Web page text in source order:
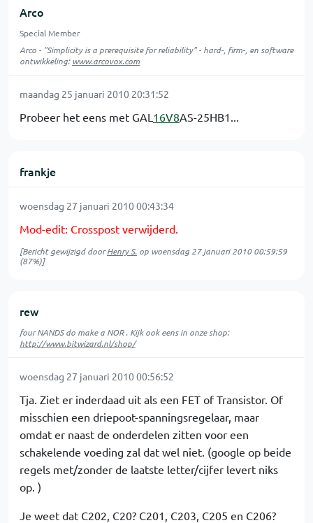
Arco
Special Member
Arco - "Simplicity is a prerequisite for reliability" - hard-, firm-, en software
ontwikkeling:www.arcovox.com
maandag 25 januari 2010 20:31:52
Probeer het eens met GAL 16V8AS-25HB1...
frankje
woensdag 27 januari 2010 00:43:34
Mod-edit: Crosspost verwijderd.
[Bericht gewijzigd doorHenry S. op woensdag 27 januari 2010 00:59:59
(87%)]
rew
four NANDS do make a NOR . Kijk ook eens in onze shop:
http://www.bitwizard.nl/shop/
woensdag 27 januari 2010 00:56:52
Tja. Ziet er inderdaad uit als een FET of Transistor. Of
misschien een driepoot-spanningsregelaar, maar
omdat er naast de onderdelen zitten voor een
schakelende voeding zal dat wel niet. (google op beide
regels met/zonder de laatste letter/cijfer levert niks
op. )
Je weet dat C202, C20? C201, C203, C205 en C206?